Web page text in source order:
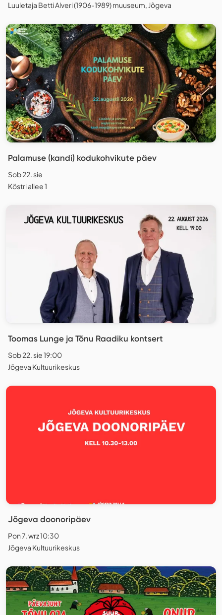
Luuletaja Betti Alveri (1906-1989) muuseum, Jõgeva
Palamuse (kandi) kodukohvikute päev
Sob 22. sie
Köstri allee 1
Toomas Lunge ja Tõnu Raadiku kontsert
Sob 22. sie 19:00
Jõgeva Kultuurikeskus
Jõgeva doonoripäev
Pon 7. wrz 10:30
Jõgeva Kultuurikeskus